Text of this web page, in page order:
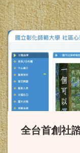
通過 2024
刊評比暨核
學核心期刊
恭賀！
度終身成就
教育部獎學
全台首創社